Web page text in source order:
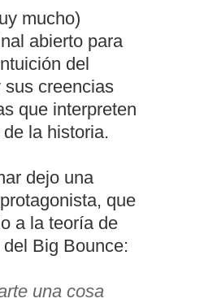
mucho)
abierto para
del
sus creencias
que interpreten
la historia.
dejo una
que
a la teoría de
Big Bounce:
una cosa